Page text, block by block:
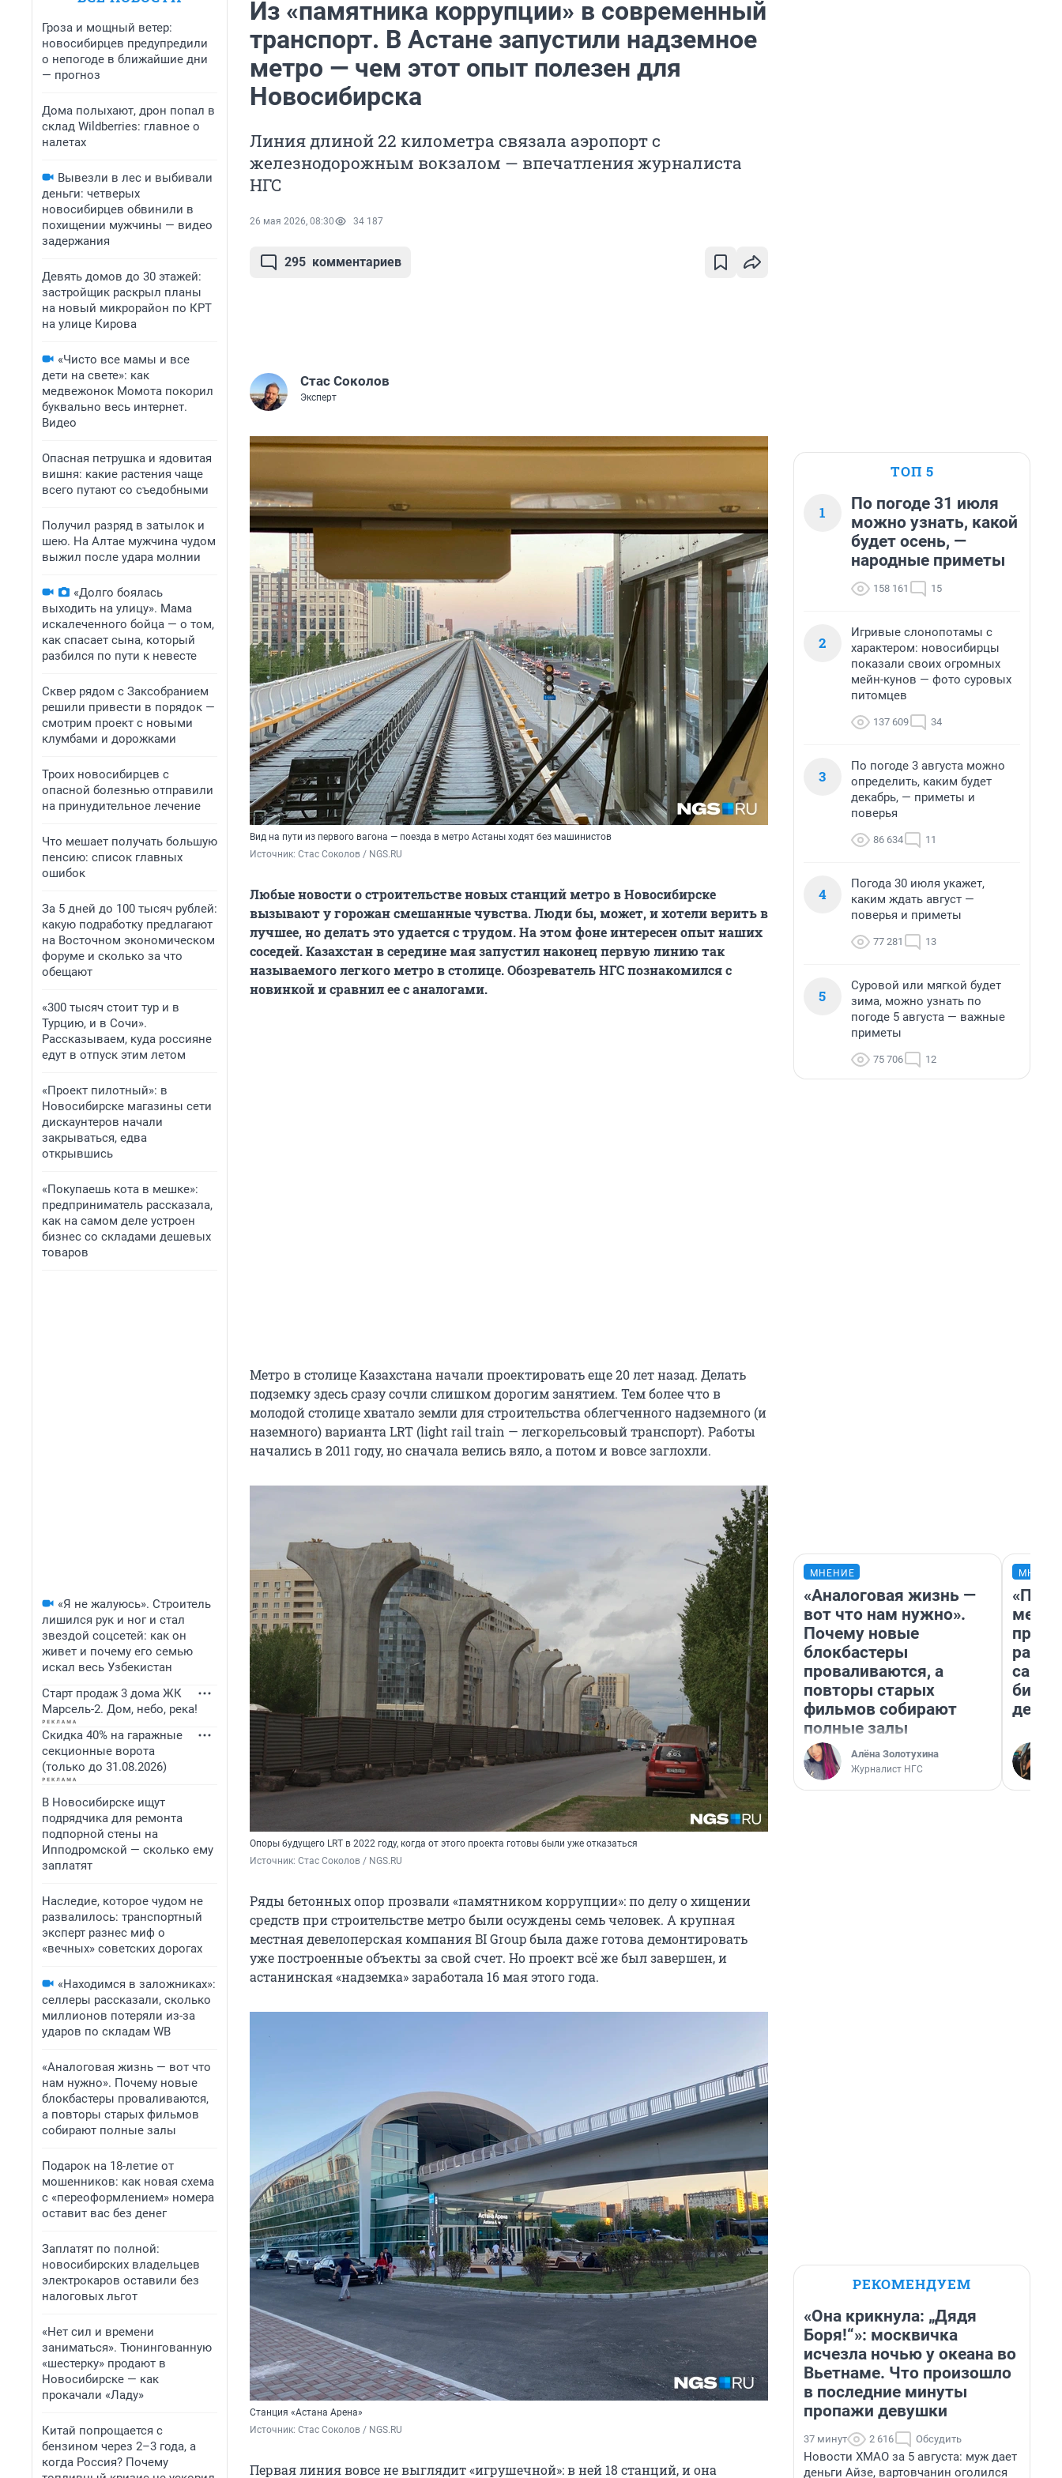
Гроза и мощный ветер:
новосибирцев предупредили
о непогоде в ближайшие дни
— прогноз
Дома полыхают, дрон попал в
склад Wildberries: главное о
налетах
Вывезли в лес и выбивали
деньги: четверых
новосибирцев обвинили в
похищении мужчины — видео
задержания
Девять домов до 30 этажей:
застройщик раскрыл планы
на новый микрорайон по КРТ
на улице Кирова
«Чисто все мамы и все
дети на свете»: как
медвежонок Момота покорил
буквально весь интернет.
Видео
Опасная петрушка и ядовитая
вишня: какие растения чаще
всего путают со съедобными
Получил разряд в затылок и
шею. На Алтае мужчина чудом
выжил после удара молнии
«Долго боялась
выходить на улицу». Мама
искалеченного бойца — о том,
как спасает сына, который
разбился по пути к невесте
Сквер рядом с Заксобранием
решили привести в порядок —
смотрим проект с новыми
клумбами и дорожками
Троих новосибирцев с
опасной болезнью отправили
на принудительное лечение
Что мешает получать большую
пенсию: список главных
ошибок
За 5 дней до 100 тысяч рублей:
какую подработку предлагают
на Восточном экономическом
форуме и сколько за что
обещают
«300 тысяч стоит тур и в
Турцию, и в Сочи».
Рассказываем, куда россияне
едут в отпуск этим летом
«Проект пилотный»: в
Новосибирске магазины сети
дискаунтеров начали
закрываться, едва
открывшись
«Покупаешь кота в мешке»:
предприниматель рассказала,
как на самом деле устроен
бизнес со складами дешевых
товаров
«Я не жалуюсь». Строитель
лишился рук и ног и стал
звездой соцсетей: как он
живет и почему его семью
искал весь Узбекистан
Старт продаж 3 дома ЖК
Марсель-2. Дом, небо, река!
Скидка 40% на гаражные
секционные ворота
(только до 31.08.2026)
В Новосибирске ищут
подрядчика для ремонта
подпорной стены на
Ипподромской — сколько ему
заплатят
Наследие, которое чудом не
развалилось: транспортный
эксперт разнес миф о
«вечных» советских дорогах
«Находимся в заложниках»:
селлеры рассказали, сколько
миллионов потеряли из-за
ударов по складам WB
«Аналоговая жизнь — вот что
нам нужно». Почему новые
блокбастеры проваливаются,
а повторы старых фильмов
собирают полные залы
Подарок на 18-летие от
мошенников: как новая схема
с «переоформлением» номера
оставит вас без денег
Заплатят по полной:
новосибирских владельцев
электрокаров оставили без
налоговых льгот
«Нет сил и времени
заниматься». Тюнингованную
«шестерку» продают в
Новосибирске — как
прокачали «Ладу»
Китай попрощается с
бензином через 2–3 года, а
когда Россия? Почему
Из «памятника коррупции» в современный
транспорт. В Астане запустили надземное
метро — чем этот опыт полезен для
Новосибирска
Линия длиной 22 километра связала аэропорт с
железнодорожным вокзалом — впечатления журналиста
НГС
26 мая 2026, 08:30 34 187
295 комментариев
Стас Соколов
Эксперт
Вид на пути из первого вагона — поезда в метро Астаны ходят без машинистов
Источник: Стас Соколов / NGS.RU
Любые новости о строительстве новых станций метро в Новосибирске
вызывают у горожан смешанные чувства. Люди бы, может, и хотели верить в
лучшее, но делать это удается с трудом. На этом фоне интересен опыт наших
соседей. Казахстан в середине мая запустил наконец первую линию так
называемого легкого метро в столице. Обозреватель НГС познакомился с
новинкой и сравнил ее с аналогами.
Метро в столице Казахстана начали проектировать еще 20 лет назад. Делать
подземку здесь сразу сочли слишком дорогим занятием. Тем более что в
молодой столице хватало земли для строительства облегченного надземного (и
наземного) варианта LRT (light rail train — легкорельсовый транспорт). Работы
начались в 2011 году, но сначала велись вяло, а потом и вовсе заглохли.
Опоры будущего LRT в 2022 году, когда от этого проекта готовы были уже отказаться
Источник: Стас Соколов / NGS.RU
Ряды бетонных опор прозвали «памятником коррупции»: по делу о хищении
средств при строительстве метро были осуждены семь человек. А крупная
местная девелоперская компания BI Group была даже готова демонтировать
уже построенные объекты за свой счет. Но проект всё же был завершен, и
астанинская «надземка» заработала 16 мая этого года.
Станция «Астана Арена»
Источник: Стас Соколов / NGS.RU
Первая линия вовсе не выглядит «игрушечной»: в ней 18 станций, и она
ТОП 5
1
По погоде 31 июля
можно узнать, какой
будет осень, —
народные приметы
158 161 15
2
Игривые слонопотамы с
характером: новосибирцы
показали своих огромных
мейн-кунов — фото суровых
питомцев
137 609 34
3
По погоде 3 августа можно
определить, каким будет
декабрь, — приметы и
поверья
86 634 11
4
Погода 30 июля укажет,
каким ждать август —
поверья и приметы
77 281 13
5
Суровой или мягкой будет
зима, можно узнать по
погоде 5 августа — важные
приметы
75 706 12
МНЕНИЕ
«Аналоговая жизнь —
вот что нам нужно».
Почему новые
блокбастеры
проваливаются, а
повторы старых
фильмов собирают
полные залы
Алёна Золотухина
Журналист НГС
РЕКОМЕНДУЕМ
«Она крикнула: „Дядя
Боря!“»: москвичка
исчезла ночью у океана во
Вьетнаме. Что произошло
в последние минуты
пропажи девушки
37 минут 2 616 Обсудить
Новости ХМАО за 5 августа: муж дает
деньги Айзе, вартовчанин оголился